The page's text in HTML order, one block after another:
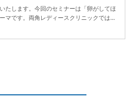
ク
たします。今回のセミナーは「卵がしてほ
マです。両角レディースクリニックでは、
療セミナーをオンラインで開催しておりま